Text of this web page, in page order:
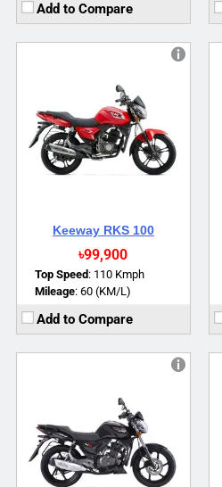
Add to Compare
Keeway RKS 100
৳99,900
Top Speed :110 Kmph
Mileage:60 (KM/L)
Add to Compare
Torque:10 NM
Top Speed:100 Kmph (Approx)
Mileage:55 kmpl (Approx)
Brakes:Single Disc
Torque:11 NM
Top Speed:120 Kmph (Approx)
Mileage:40 kmpl (Approx)
Brakes:CBS Braking